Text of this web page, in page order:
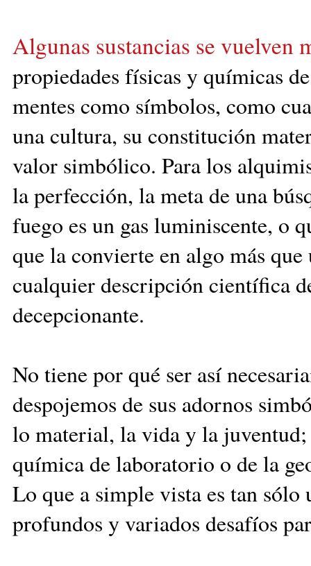
Algunas sustancias se vuelven
propiedades físicas y químicas
mentes como símbolos, como
una cultura, su constitución
valor simbólico. Para los
la perfección, la meta de una
fuego es un gas luminiscente, o
que la convierte en algo más
cualquier descripción científica
decepcionante.
No tiene por qué ser así
despojemos de sus adornos
lo material, la vida y la juventud;
química de laboratorio o de la
Lo que a simple vista es tan
profundos y variados desafíos